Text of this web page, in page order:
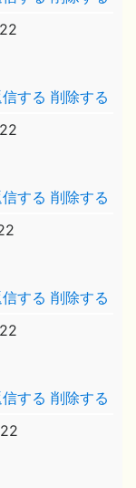
する 削除する
する 削除する
する 削除する
する 削除する